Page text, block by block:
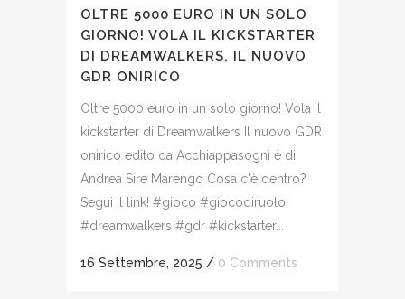
OLTRE 5000 EURO IN UN SOLO
GIORNO! VOLA IL KICKSTARTER
DI DREAMWALKERS, IL NUOVO
GDR ONIRICO
Oltre 5000 euro in un solo giorno! Vola il
kickstarter di Dreamwalkers Il nuovo GDR
onirico edito da Acchiappasogni è di
Andrea Sire Marengo Cosa c'è dentro?
Segui il link! #gioco #giocodiruolo
#dreamwalkers #gdr #kickstarter...
16 Settembre, 2025 / 0 Comments